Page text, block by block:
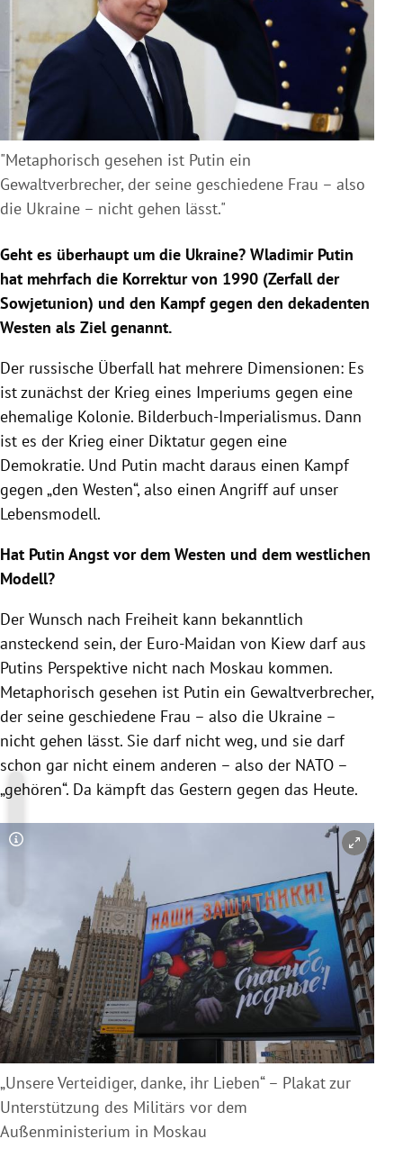
"Metaphorisch gesehen ist Putin ein
Gewaltverbrecher, der seine geschiedene Frau – also
die Ukraine – nicht gehen lässt."
Geht es überhaupt um die Ukraine? Wladimir Putin
hat mehrfach die Korrektur von 1990 (Zerfall der
Sowjetunion) und den Kampf gegen den dekadenten
Westen als Ziel genannt.
Der russische Überfall hat mehrere Dimensionen: Es
ist zunächst der Krieg eines Imperiums gegen eine
ehemalige Kolonie. Bilderbuch-Imperialismus. Dann
ist es der Krieg einer Diktatur gegen eine
Demokratie. Und Putin macht daraus einen Kampf
gegen „den Westen“, also einen Angriff auf unser
Lebensmodell.
Hat Putin Angst vor dem Westen und dem westlichen
Modell?
Der Wunsch nach Freiheit kann bekanntlich
ansteckend sein, der Euro-Maidan von Kiew darf aus
Putins Perspektive nicht nach Moskau kommen.
Metaphorisch gesehen ist Putin ein Gewaltverbrecher,
der seine geschiedene Frau – also die Ukraine –
nicht gehen lässt. Sie darf nicht weg, und sie darf
schon gar nicht einem anderen – also der NATO –
„gehören“. Da kämpft das Gestern gegen das Heute.
Copyright-Hinweis öffnen/schließen
„Unsere Verteidiger, danke, ihr Lieben“ – Plakat zur
Unterstützung des Militärs vor dem
Außenministerium in Moskau